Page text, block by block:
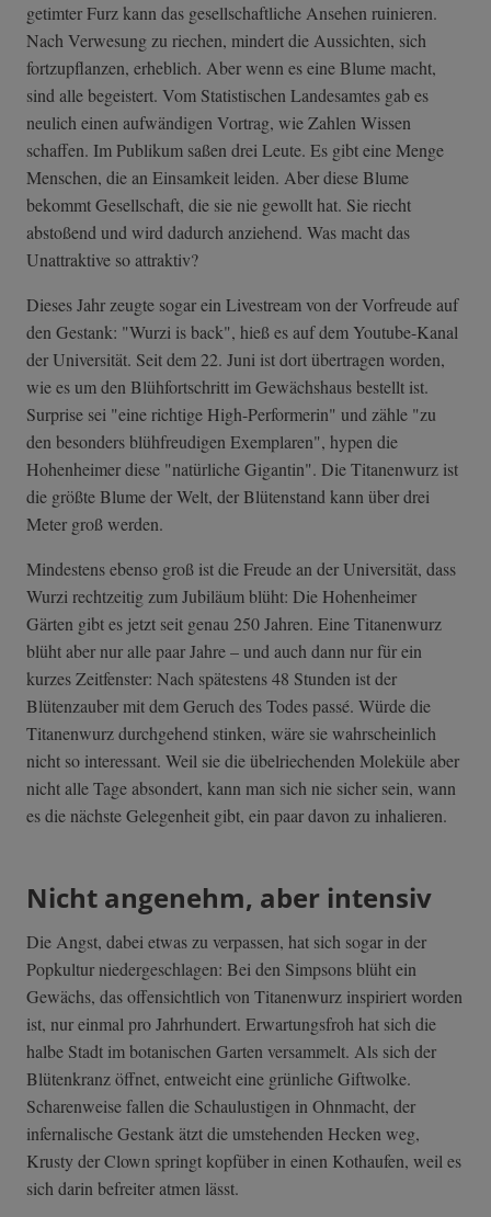
getimter Furz kann das gesellschaftliche Ansehen ruinieren.
Nach Verwesung zu riechen, mindert die Aussichten, sich
fortzupflanzen, erheblich. Aber wenn es eine Blume macht,
sind alle begeistert. Vom Statistischen Landesamtes gab es
neulich einen aufwändigen Vortrag, wie Zahlen Wissen
schaffen. Im Publikum saßen drei Leute. Es gibt eine Menge
Menschen, die an Einsamkeit leiden. Aber diese Blume
bekommt Gesellschaft, die sie nie gewollt hat. Sie riecht
abstoßend und wird dadurch anziehend. Was macht das
Unattraktive so attraktiv?
Dieses Jahr zeugte sogar ein Livestream von der Vorfreude auf
den Gestank: "Wurzi is back", hieß es auf dem Youtube-Kanal
der Universität. Seit dem 22. Juni ist dort übertragen worden,
wie es um den Blühfortschritt im Gewächshaus bestellt ist.
Surprise sei "eine richtige High-Performerin" und zähle "zu
den besonders blühfreudigen Exemplaren", hypen die
Hohenheimer diese "natürliche Gigantin". Die Titanenwurz ist
die größte Blume der Welt, der Blütenstand kann über drei
Meter groß werden.
Mindestens ebenso groß ist die Freude an der Universität, dass
Wurzi rechtzeitig zum Jubiläum blüht: Die Hohenheimer
Gärten gibt es jetzt seit genau 250 Jahren. Eine Titanenwurz
blüht aber nur alle paar Jahre – und auch dann nur für ein
kurzes Zeitfenster: Nach spätestens 48 Stunden ist der
Blütenzauber mit dem Geruch des Todes passé. Würde die
Titanenwurz durchgehend stinken, wäre sie wahrscheinlich
nicht so interessant. Weil sie die übelriechenden Moleküle aber
nicht alle Tage absondert, kann man sich nie sicher sein, wann
es die nächste Gelegenheit gibt, ein paar davon zu inhalieren.
Nicht angenehm, aber intensiv
Die Angst, dabei etwas zu verpassen, hat sich sogar in der
Popkultur niedergeschlagen: Bei den Simpsons blüht ein
Gewächs, das offensichtlich von Titanenwurz inspiriert worden
ist, nur einmal pro Jahrhundert. Erwartungsfroh hat sich die
halbe Stadt im botanischen Garten versammelt. Als sich der
Blütenkranz öffnet, entweicht eine grünliche Giftwolke.
Scharenweise fallen die Schaulustigen in Ohnmacht, der
infernalische Gestank ätzt die umstehenden Hecken weg,
Krusty der Clown springt kopfüber in einen Kothaufen, weil es
sich darin befreiter atmen lässt.